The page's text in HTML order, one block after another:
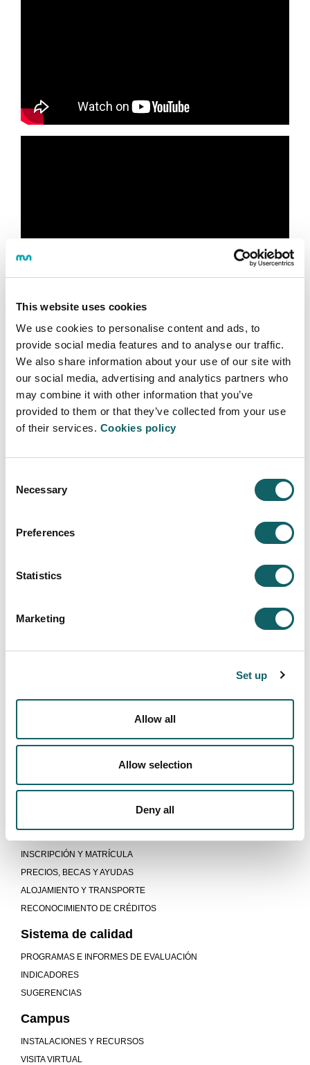
This website uses cookies
We use cookies to personalise content and ads, to
provide social media features and to analyse our traffic.
We also share information about your use of our site with
our social media, advertising and analytics partners who
may combine it with other information that you’ve
provided to them or that they’ve collected from your use
of their services. Cookies policy
Selection
Necessary
Preferences
Statistics
Marketing
Set up
Allow all
Allow selection
Deny all
Más información/Solicitudes
OBJETIVOS Y COMPETENCIAS
PROGRAMAS ACADÉMICOS DE RECORRIDOS SUCESIVOS (PARS)
CALENDARIO
SALIDAS LABORALES
MOVILIDAD E INTERNACIONALIZACIÓN
Nuevos estudiantes
INSCRIPCIÓN Y MATRÍCULA
PRECIOS, BECAS Y AYUDAS
ALOJAMIENTO Y TRANSPORTE
RECONOCIMIENTO DE CRÉDITOS
Sistema de calidad
PROGRAMAS E INFORMES DE EVALUACIÓN
INDICADORES
SUGERENCIAS
Campus
INSTALACIONES Y RECURSOS
VISITA VIRTUAL